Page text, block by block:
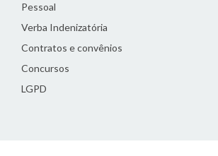
Pessoal
Verba Indenizatória
Contratos e convênios
Concursos
LGPD